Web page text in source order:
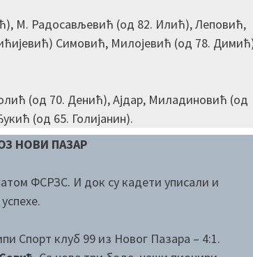
M. Радосављевић (од 82. Илић), Леповић,
Симовић, Милојевић (од 78.
(од 70. Денић), Ајдар, Миладиновић (од
(од 65. Голијанин).
НОВИ ПАЗАР
ФСРЗС. И док су кадети уписали и
Спорт клуб 99 из Новог Пазара – 4:1.